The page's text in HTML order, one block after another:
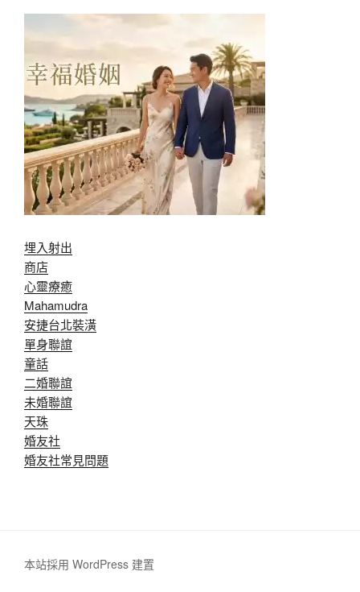
埋入射出
商店
心靈療癒
Mahamudra
安捷台北裝潢
單身聯誼
童話
二婚聯誼
未婚聯誼
天珠
婚友社
婚友社常見問題
本站採用 WordPress 建置